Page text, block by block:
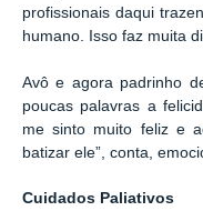
profissionais daqui
humano. Isso faz muita
Avô e agora padrinho
poucas palavras a
me sinto muito feliz e
batizar ele”, conta,
Cuidados Paliativos